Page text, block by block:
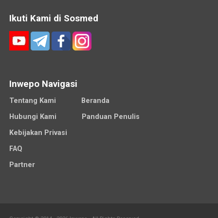
Ikuti Kami di Sosmed
Inwepo Navigasi
Tentang Kami
Beranda
Hubungi Kami
Panduan Penulis
Kebijakan Privasi
FAQ
Partner